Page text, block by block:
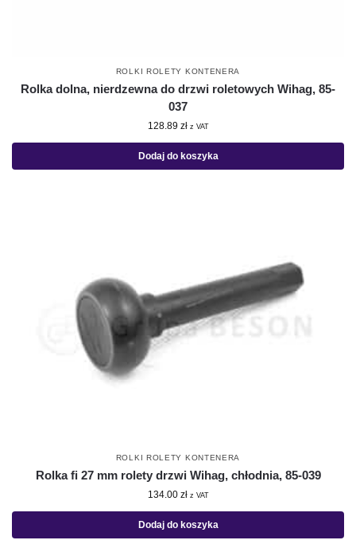
ROLKI ROLETY KONTENERA
Rolka dolna, nierdzewna do drzwi roletowych Wihag, 85-
037
128.89 zł z VAT
Dodaj do koszyka
ROLKI ROLETY KONTENERA
Rolka fi 27 mm rolety drzwi Wihag, chłodnia, 85-039
134.00 zł z VAT
Dodaj do koszyka